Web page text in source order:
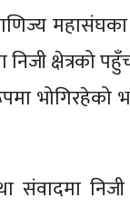
महासंघका
निजी क्षेत्रको
रूपमा
संवादमा